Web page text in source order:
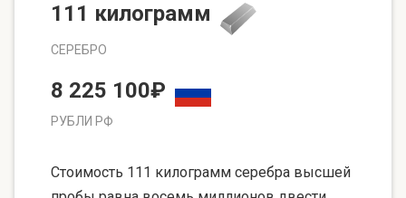
111 килограмм
СЕРЕБРО
8 225 100₽
РУБЛИ РФ
Стоимость 111 килограмм серебра высшей